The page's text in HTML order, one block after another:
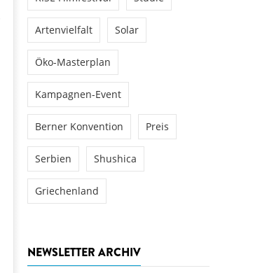
Artenvielfalt Solar
Öko-Masterplan
Kampagnen-Event
Berner Konvention Preis
Serbien Shushica
Griechenland
NEWSLETTER ARCHIV